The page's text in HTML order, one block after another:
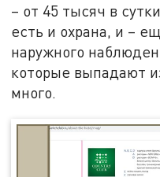
– от 45 тысяч в
есть и охрана, и –
наружного
которые выпадают
много.